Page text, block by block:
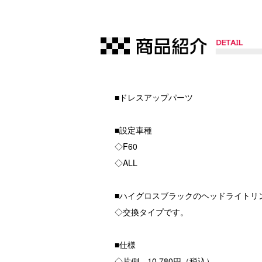
■ドレスアップパーツ
■設定車種
◇F60
◇ALL
■ハイグロスブラックのヘッドライトリ
◇交換タイプです。
■仕様